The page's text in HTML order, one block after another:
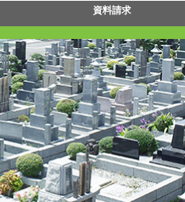
資料請求